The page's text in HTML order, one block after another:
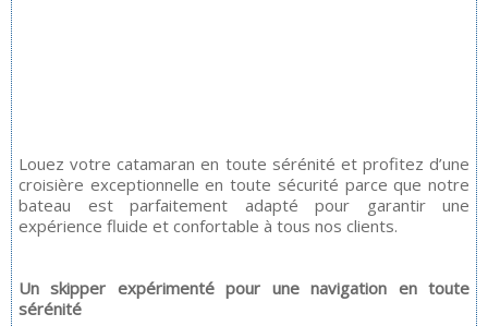
Louez votre catamaran en toute sérénité et profitez d’une
croisière exceptionnelle en toute sécurité parce que notre
bateau est parfaitement adapté pour garantir une
expérience fluide et confortable à tous nos clients.
Un skipper expérimenté pour une navigation en toute
sérénité